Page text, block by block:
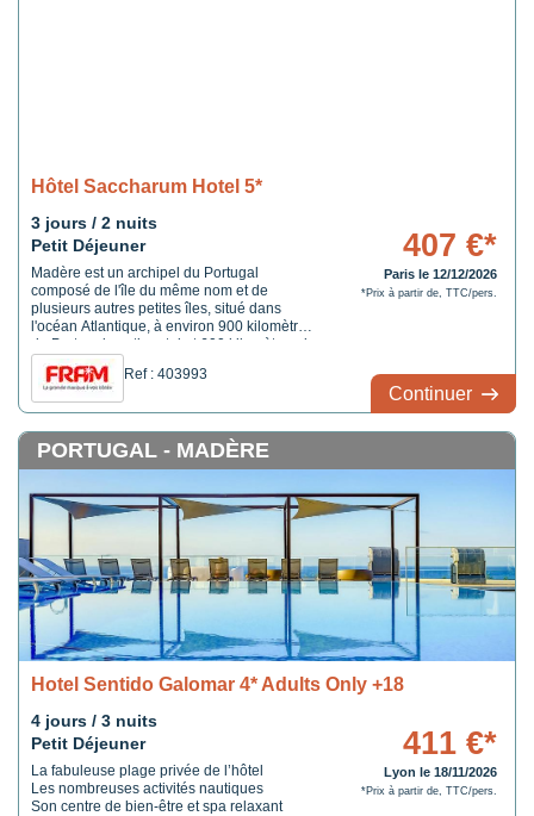
Hôtel Saccharum Hotel 5*
3 jours / 2 nuits
Petit Déjeuner
Madère est un archipel du Portugal
composé de l'île du même nom et de
plusieurs autres petites îles, situé dans
l'océan Atlantique, à environ 900 kilomètres
du Portugal continental et 600 kilomètres de
la côte du Maroc. Son climat subtropical et
ses paysages singuliers en font une
destination touristique appréciée. Madère
est à juste titre ...
Ref : 403993
407 €*
Paris le 12/12/2026
*Prix à partir de, TTC/pers.
Continuer
PORTUGAL - MADÈRE
Hotel Sentido Galomar 4* Adults Only +18
4 jours / 3 nuits
Petit Déjeuner
La fabuleuse plage privée de l’hôtel
Les nombreuses activités nautiques
Son centre de bien-être et spa relaxant
411 €*
Lyon le 18/11/2026
*Prix à partir de, TTC/pers.